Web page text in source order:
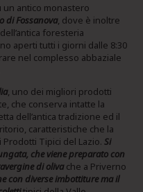
antico monastero
di Fossanova, dove è inoltre
foresteria
aperti tutti i giorni dalle 8:30
nel complesso abbaziale
, uno dei migliori prodotti
che conserva intatte la
dell’antica tradizione ed il
caratteristiche che la
Tipici del Lazio. Si
che viene preparato con
di oliva che a Priverno
con diverse imbottiture ma il